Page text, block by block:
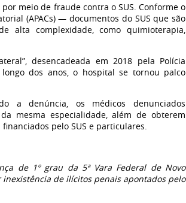
meio de fraude contra o SUS. Conforme o
(APACs) — documentos do SUS que são
alta complexidade, como quimioterapia,
desencadeada em 2018 pela Polícia
dos anos, o hospital se tornou palco
a denúncia, os médicos denunciados
mesma especialidade, além de obterem
pelo SUS e particulares.
de 1º grau da 5ª Vara Federal de Novo
de ilícitos penais apontados pelo